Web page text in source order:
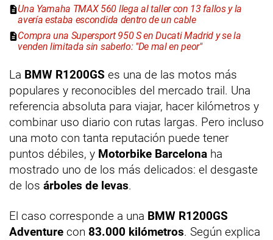
Una Yamaha TMAX 560 llega al taller con 13 fallos y la
avería estaba escondida dentro de un cable
Compra una Supersport 950 S en Ducati Madrid y se la
venden limitada sin saberlo: "De mal en peor"
La BMW R1200GS es una de las motos más
populares y reconocibles del mercado trail. Una
referencia absoluta para viajar, hacer kilómetros y
combinar uso diario con rutas largas. Pero incluso
una moto con tanta reputación puede tener
puntos débiles, y Motorbike Barcelona ha
mostrado uno de los más delicados: el desgaste
de los árboles de levas.
El caso corresponde a una BMW R1200GS
Adventure con 83.000 kilómetros. Según explica